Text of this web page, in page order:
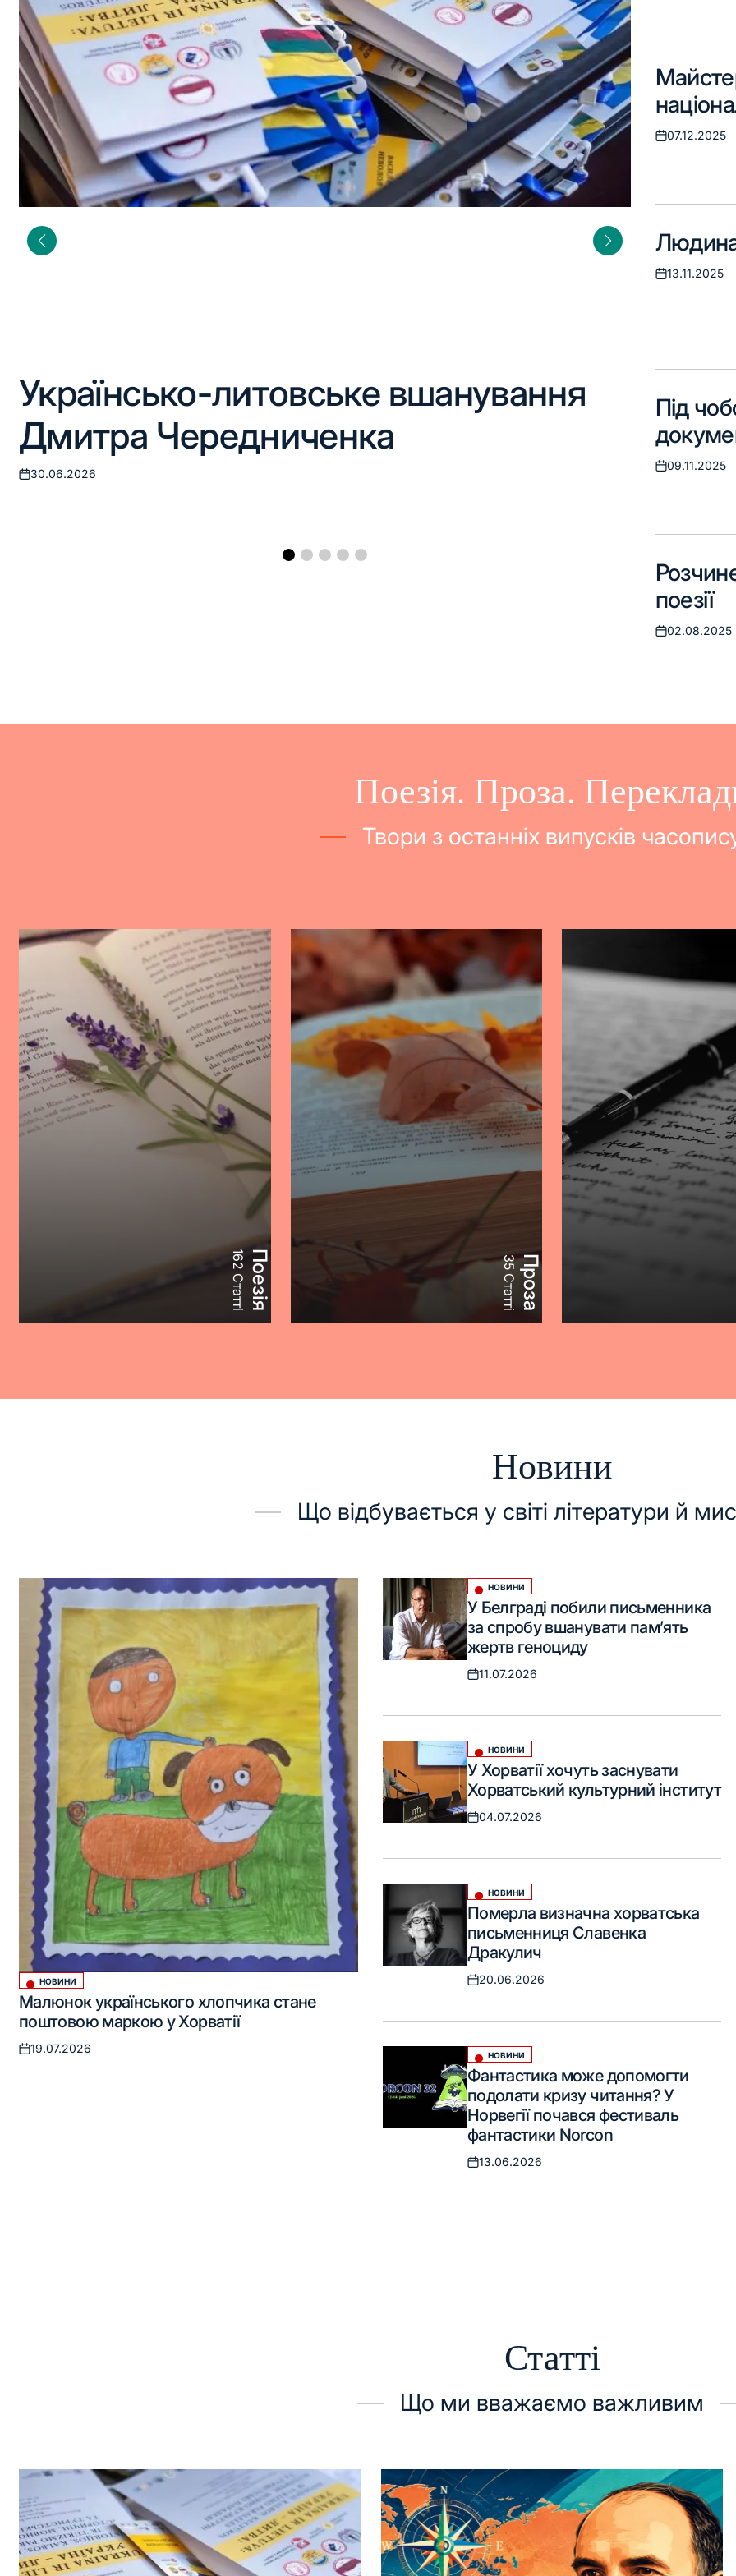
Українсько-литовське вшанування
Дмитра Чередниченка
Оприлюднено
30.06.2026
Оприлюднено
07.12.2025
Оприлюднено
13.11.2025
Під
Оприлюднено
09.11.2025
поезії
Оприлюднено
02.08.2025
Поезія. Проза.
Твори з останніх випусків
162 СтаттіПоезія 35 СтаттіПроза
Булгари, Булгаков і духовна
вищість українців
Малгожата Т. Скварек-
Галенська • Реальність
Новини
Що відбувається у світі літератури й
Опублікувати
у
НОВИНИ
Малюнок українського хлопчика стане
поштовою маркою у Хорватії
Оприлюднено
19.07.2026
Опублікувати
у
НОВИНИ
У Белграді побили письменника
за спробу вшанувати пам’ять
жертв геноциду
Оприлюднено
11.07.2026
Опублікувати
у
НОВИНИ
У Хорватії хочуть заснувати
Хорватський культурний інститут
Оприлюднено
04.07.2026
Опублікувати
у
НОВИНИ
Померла визначна хорватська
письменниця Славенка
Дракулич
Оприлюднено
20.06.2026
Опублікувати
у
НОВИНИ
Фантастика може допомогти
подолати кризу читання? У
Норвегії почався фестиваль
фантастики Norcon
Оприлюднено
13.06.2026
Статті
Що ми вважаємо важливим